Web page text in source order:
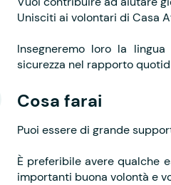
Unisciti ai volontari di Casa
Insegneremo loro la
sicurezza nel rapporto
Cosa farai
Puoi essere di grande
È preferibile avere qualche
importanti buona volontà e